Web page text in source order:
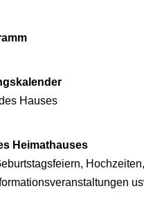
Hauses
Heimathauses
Hochzeiten,